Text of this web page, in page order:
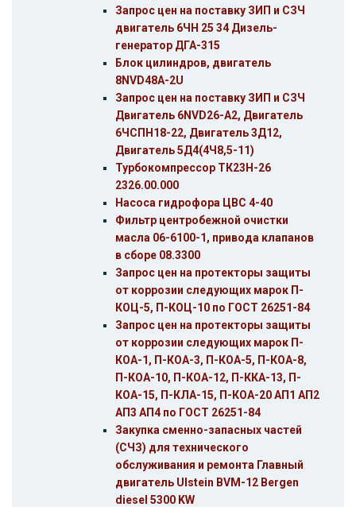
Запрос цен на поставку ЗИП и СЗЧ
двигатель 6ЧН 25 34 Дизель-
генератор ДГА-315
Блок цилиндров, двигатель
8NVD48A-2U
Запрос цен на поставку ЗИП и СЗЧ
Двигатель 6NVD26-A2, Двигатель
6ЧСПН18-22, Двигатель 3Д12,
Двигатель 5Д4(4Ч8,5-11)
Турбокомпрессор ТК23Н-26
2326.00.000
Насоса гидрофора ЦВС 4-40
Фильтр центробежной очистки
масла 06-6100-1, привода клапанов
в сборе 08.3300
Запрос цен на протекторы защиты
от коррозии следующих марок П-
КОЦ-5, П-КОЦ-10 по ГОСТ 26251-84
Запрос цен на протекторы защиты
от коррозии следующих марок П-
КОА-1, П-КОА-3, П-КОА-5, П-КОА-8,
П-КОА-10, П-КОА-12, П-ККА-13, П-
КОА-15, П-КЛА-15, П-КОА-20 АП1 АП2
АП3 АП4 по ГОСТ 26251-84
Закупка сменно-запасных частей
(СЧЗ) для технического
обслуживания и ремонта Главный
двигатель Ulstein BVM-12 Bergen
diesel 5300 KW